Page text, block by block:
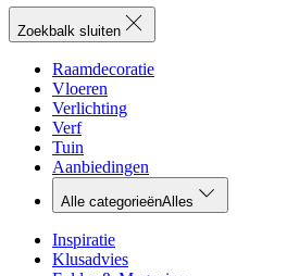
Zoekbalk sluiten
Raamdecoratie
Vloeren
Verlichting
Verf
Tuin
Aanbiedingen
Alle categorieënAlles
Inspiratie
Klusadvies